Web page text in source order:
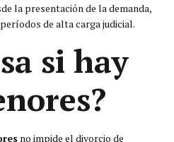
la presentación de la demanda,
de alta carga judicial.
si hay
no impide el divorcio de